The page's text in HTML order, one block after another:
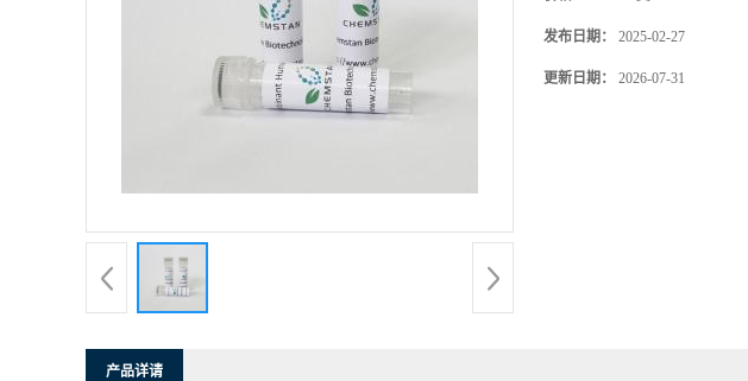
发布日期： 2025-02-27
更新日期： 2026-07-31
产品详请